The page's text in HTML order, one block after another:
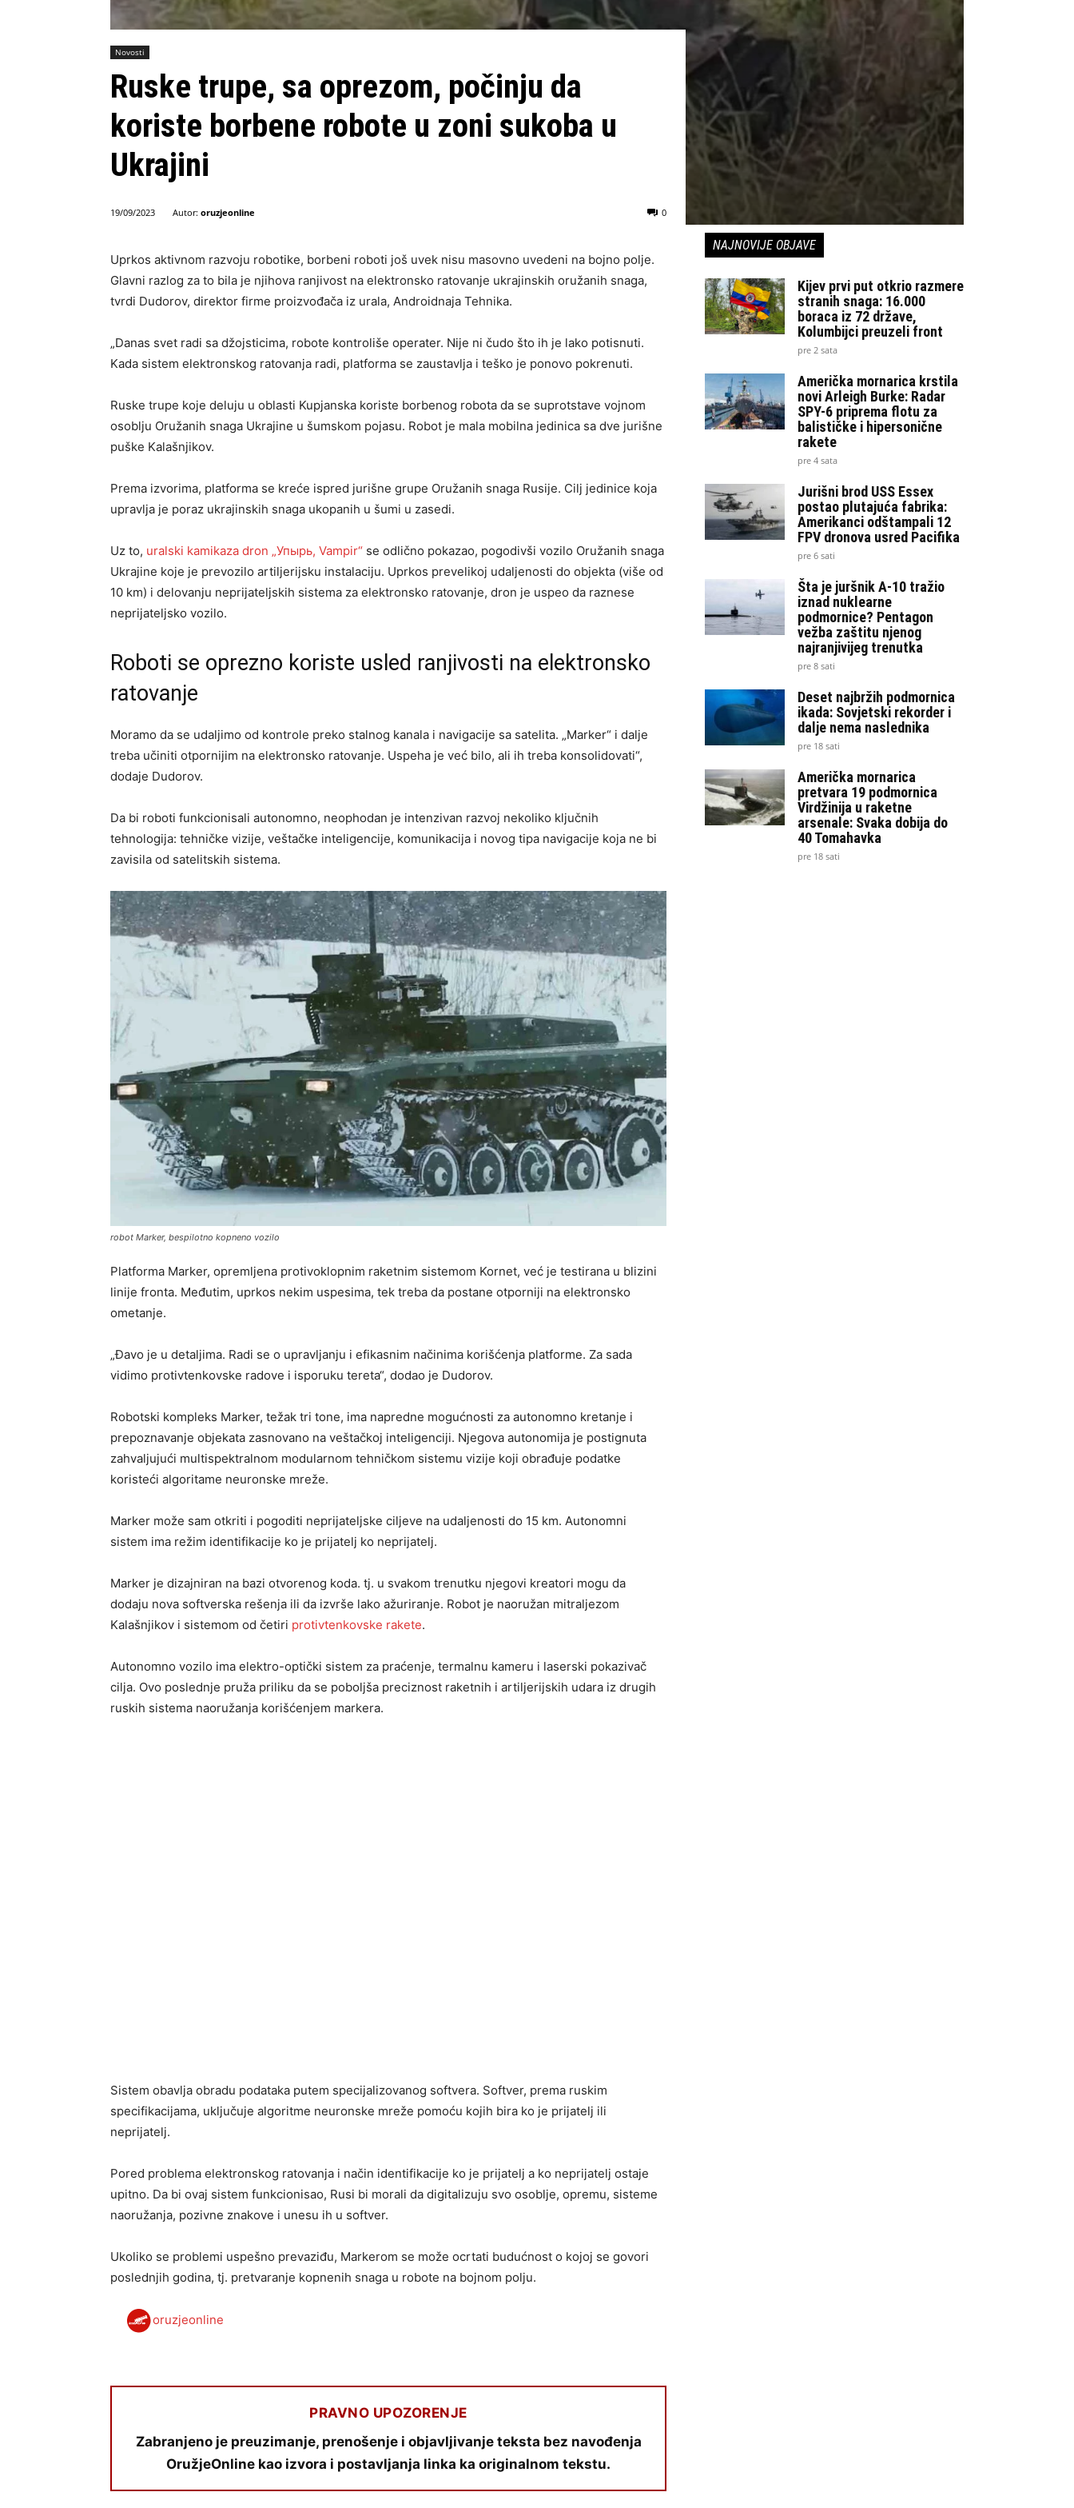
Novosti
Ruske trupe, sa oprezom, počinju da
koriste borbene robote u zoni sukoba u
Ukrajini
19/09/2023 Autor: oruzjeonline 0
Uprkos aktivnom razvoju robotike, borbeni roboti još uvek nisu masovno uvedeni na bojno polje.
Glavni razlog za to bila je njihova ranjivost na elektronsko ratovanje ukrajinskih oružanih snaga,
tvrdi Dudorov, direktor firme proizvođača iz urala, Androidnaja Tehnika.
„Danas svet radi sa džojsticima, robote kontroliše operater. Nije ni čudo što ih je lako potisnuti.
Kada sistem elektronskog ratovanja radi, platforma se zaustavlja i teško je ponovo pokrenuti.
Ruske trupe koje deluju u oblasti Kupjanska koriste borbenog robota da se suprotstave vojnom
osoblju Oružanih snaga Ukrajine u šumskom pojasu. Robot je mala mobilna jedinica sa dve jurišne
puške Kalašnjikov.
Prema izvorima, platforma se kreće ispred jurišne grupe Oružanih snaga Rusije. Cilj jedinice koja
upravlja je poraz ukrajinskih snaga ukopanih u šumi u zasedi.
Uz to, uralski kamikaza dron „Упырь, Vampir“ se odlično pokazao, pogodivši vozilo Oružanih snaga
Ukrajine koje je prevozilo artiljerijsku instalaciju. Uprkos prevelikoj udaljenosti do objekta (više od
10 km) i delovanju neprijateljskih sistema za elektronsko ratovanje, dron je uspeo da raznese
neprijateljsko vozilo.
Roboti se oprezno koriste usled ranjivosti na elektronsko
ratovanje
Moramo da se udaljimo od kontrole preko stalnog kanala i navigacije sa satelita. „Marker“ i dalje
treba učiniti otpornijim na elektronsko ratovanje. Uspeha je već bilo, ali ih treba konsolidovati“,
dodaje Dudorov.
Da bi roboti funkcionisali autonomno, neophodan je intenzivan razvoj nekoliko ključnih
tehnologija: tehničke vizije, veštačke inteligencije, komunikacija i novog tipa navigacije koja ne bi
zavisila od satelitskih sistema.
robot Marker, bespilotno kopneno vozilo
Platforma Marker, opremljena protivoklopnim raketnim sistemom Kornet, već je testirana u blizini
linije fronta. Međutim, uprkos nekim uspesima, tek treba da postane otporniji na elektronsko
ometanje.
„Đavo je u detaljima. Radi se o upravljanju i efikasnim načinima korišćenja platforme. Za sada
vidimo protivtenkovske radove i isporuku tereta“, dodao je Dudorov.
Robotski kompleks Marker, težak tri tone, ima napredne mogućnosti za autonomno kretanje i
prepoznavanje objekata zasnovano na veštačkoj inteligenciji. Njegova autonomija je postignuta
zahvaljujući multispektralnom modularnom tehničkom sistemu vizije koji obrađuje podatke
koristeći algoritame neuronske mreže.
Marker može sam otkriti i pogoditi neprijateljske ciljeve na udaljenosti do 15 km. Autonomni
sistem ima režim identifikacije ko je prijatelj ko neprijatelj.
Marker je dizajniran na bazi otvorenog koda. tj. u svakom trenutku njegovi kreatori mogu da
dodaju nova softverska rešenja ili da izvrše lako ažuriranje. Robot je naoružan mitraljezom
Kalašnjikov i sistemom od četiri protivtenkovske rakete.
Autonomno vozilo ima elektro-optički sistem za praćenje, termalnu kameru i laserski pokazivač
cilja. Ovo poslednje pruža priliku da se poboljša preciznost raketnih i artiljerijskih udara iz drugih
ruskih sistema naoružanja korišćenjem markera.
Sistem obavlja obradu podataka putem specijalizovanog softvera. Softver, prema ruskim
specifikacijama, uključuje algoritme neuronske mreže pomoću kojih bira ko je prijatelj ili
neprijatelj.
Pored problema elektronskog ratovanja i način identifikacije ko je prijatelj a ko neprijatelj ostaje
upitno. Da bi ovaj sistem funkcionisao, Rusi bi morali da digitalizuju svo osoblje, opremu, sisteme
naoružanja, pozivne znakove i unesu ih u softver.
Ukoliko se problemi uspešno prevaziđu, Markerom se može ocrtati budućnost o kojoj se govori
poslednjih godina, tj. pretvaranje kopnenih snaga u robote na bojnom polju.
oruzjeonline
PRAVNO UPOZORENJE
Zabranjeno je preuzimanje, prenošenje i objavljivanje teksta bez navođenja
OružjeOnline kao izvora i postavljanja linka ka originalnom tekstu.
NAJNOVIJE OBJAVE
Kijev prvi put otkrio razmere
stranih snaga: 16.000
boraca iz 72 države,
Kolumbijci preuzeli front
pre 2 sata
Američka mornarica krstila
novi Arleigh Burke: Radar
SPY-6 priprema flotu za
balističke i hipersonične
rakete
pre 4 sata
Jurišni brod USS Essex
postao plutajuća fabrika:
Amerikanci odštampali 12
FPV dronova usred Pacifika
pre 6 sati
Šta je juršnik A-10 tražio
iznad nuklearne
podmornice? Pentagon
vežba zaštitu njenog
najranjivijeg trenutka
pre 8 sati
Deset najbržih podmornica
ikada: Sovjetski rekorder i
dalje nema naslednika
pre 18 sati
Američka mornarica
pretvara 19 podmornica
Virdžinija u raketne
arsenale: Svaka dobija do
40 Tomahavka
pre 18 sati